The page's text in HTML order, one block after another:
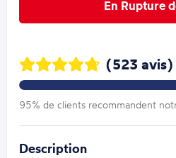
En Rupture
(523 avis)
95% de clients recommandent
Description